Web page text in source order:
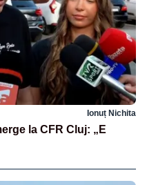
Ionuț Nichita
la CFR Cluj: „E